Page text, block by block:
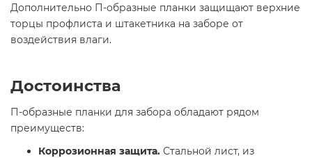
Дополнительно П-образные планки защищают верхние
торцы профлиста и штакетника на заборе от
воздействия влаги.
Достоинства
П-образные планки для забора обладают рядом
преимуществ:
Коррозионная защита. Стальной лист, из